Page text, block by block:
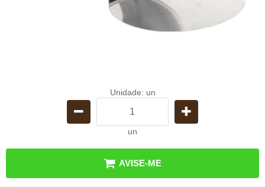
Unidade: un
un
AVISE-ME